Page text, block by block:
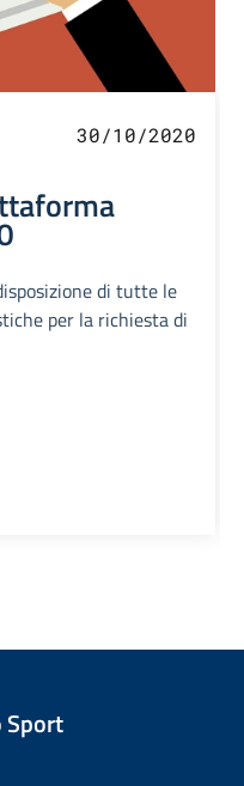
30/10/2020
di tutte le
per la richiesta di
Sport